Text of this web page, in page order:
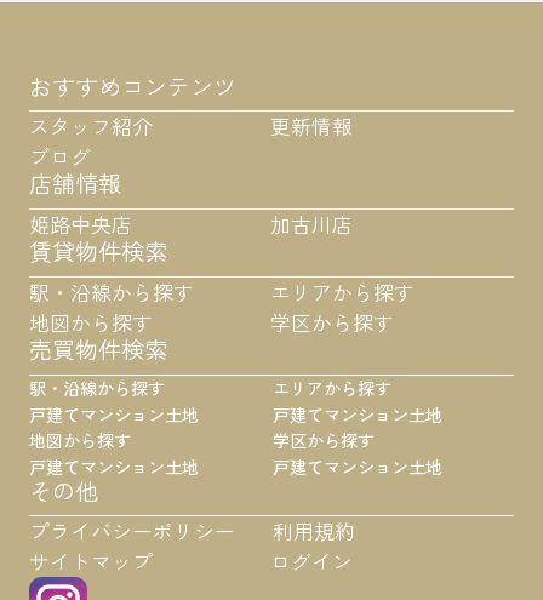
おすすめコンテンツ
スタッフ紹介
更新情報
ブログ
店舗情報
姫路中央店 加古川店
賃貸物件検索
駅・沿線から探す
エリアから探す
地図から探す
学区から探す
売買物件検索
駅・沿線から探す
戸建てマンション土地
地図から探す
戸建てマンション土地
エリアから探す
戸建てマンション土地
学区から探す
戸建てマンション土地
その他
プライバシーポリシー
利用規約
サイトマップ
ログイン